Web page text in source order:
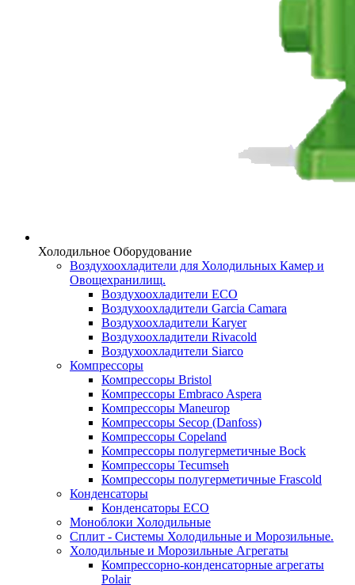
Холодильное Оборудование
Воздухоохладители для Холодильных Камер и
Овощехранилищ.
Воздухоохладители ECO
Воздухоохладители Garcia Camara
Воздухоохладители Karyer
Воздухоохладители Rivacold
Воздухоохладители Siarco
Компрессоры
Компрессоры Bristol
Компрессоры Embraco Aspera
Компрессоры Maneurop
Компрессоры Secop (Danfoss)
Компрессоры Copeland
Компрессоры полугерметичные Bock
Компрессоры Tecumseh
Компрессоры полугерметичные Frascold
Конденсаторы
Конденсаторы ECO
Моноблоки Холодильные
Сплит - Системы Холодильные и Морозильные.
Холодильные и Морозильные Агрегаты
Компрессорно-конденсаторные агрегаты
Polair